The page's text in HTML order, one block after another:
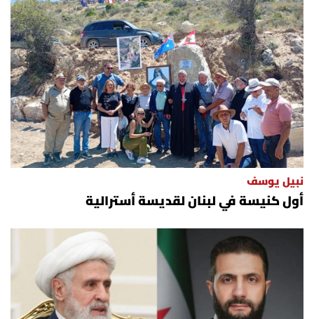
نبيل يوسف
أول كنيسة في لبنان لقديسة أسترالية